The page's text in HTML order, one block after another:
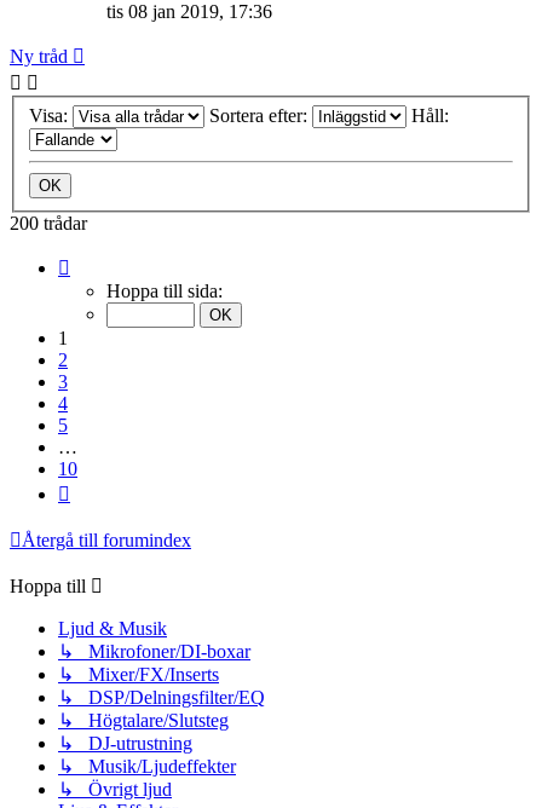
tis 08 jan 2019, 17:36
Ny tråd
Visa: Sortera efter: Håll:
200 trådar
Hoppa till sida:
1
2
3
4
5
…
10
Återgå till forumindex
Hoppa till
Ljud & Musik
↳ Mikrofoner/DI-boxar
↳ Mixer/FX/Inserts
↳ DSP/Delningsfilter/EQ
↳ Högtalare/Slutsteg
↳ DJ-utrustning
↳ Musik/Ljudeffekter
↳ Övrigt ljud